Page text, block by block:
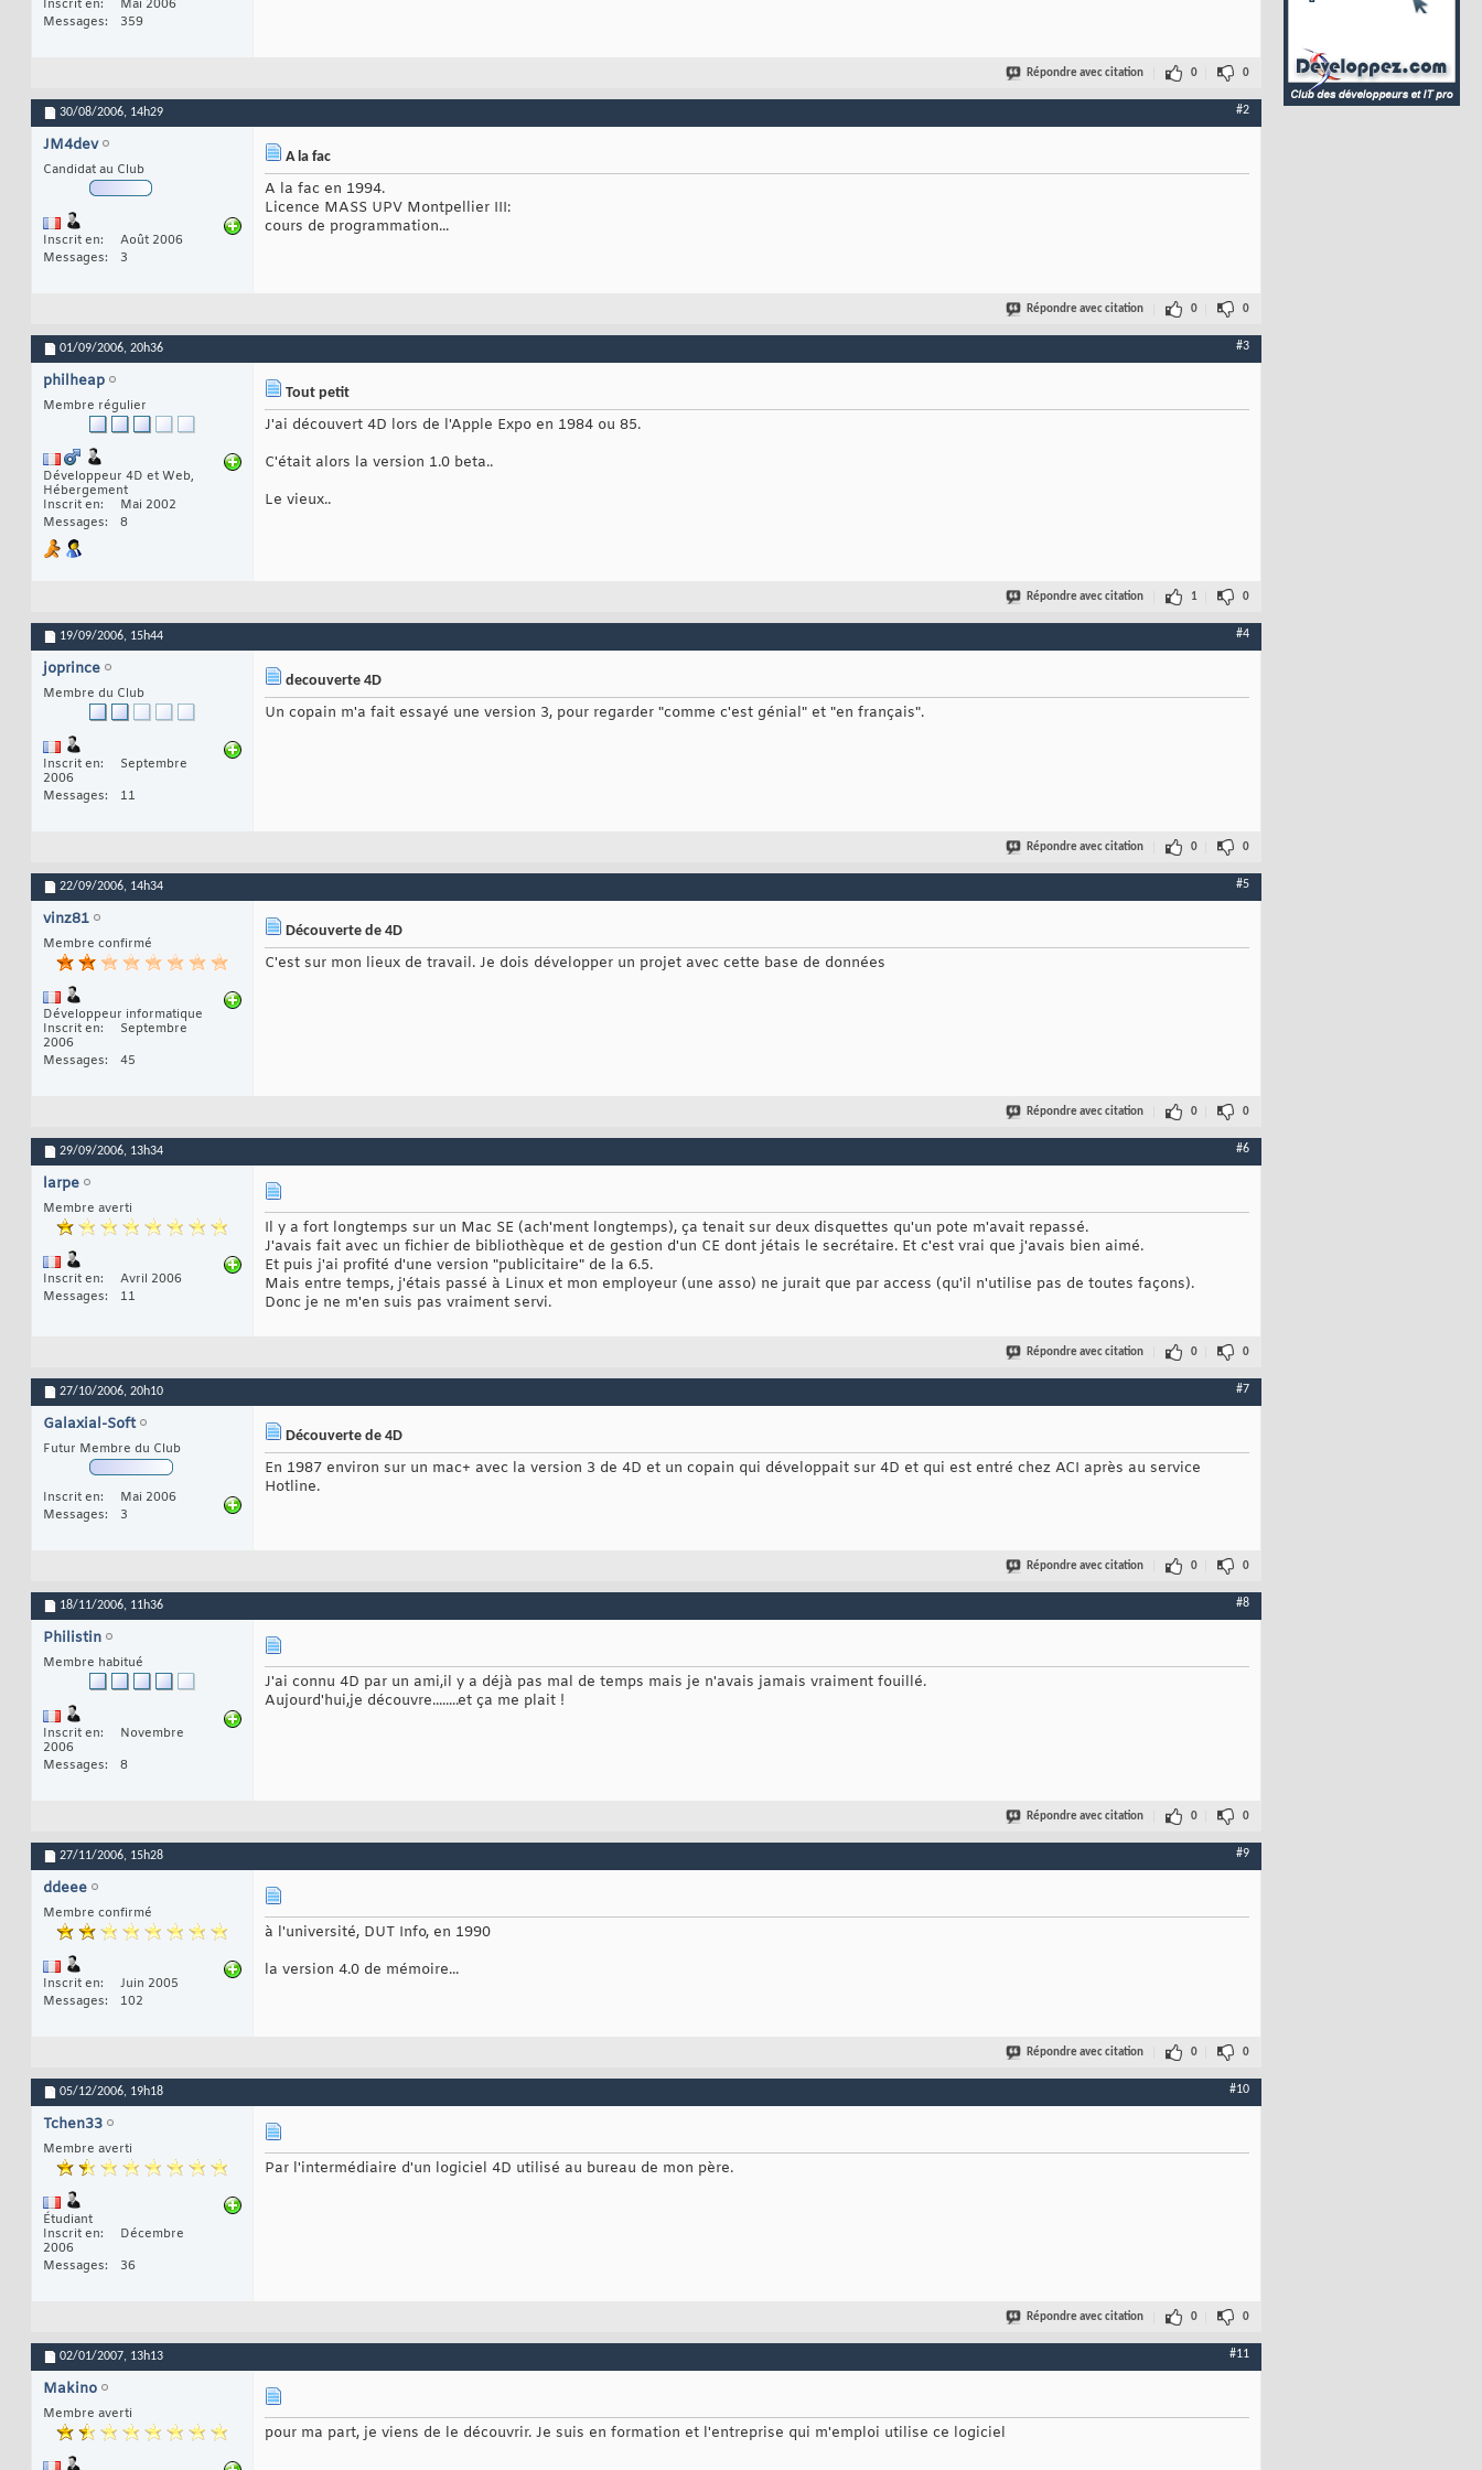
Inscrit en
Mai 2006
Messages
359
Répondre avec citation 0 0
30/08/2006, 14h29 #2
JM4dev
Candidat au Club
Inscrit en
Août 2006
Messages
3
A la fac
A la fac en 1994.
Licence MASS UPV Montpellier III:
cours de programmation...
Répondre avec citation 0 0
01/09/2006, 20h36 #3
philheap
Membre régulier
Développeur 4D et Web,
Hébergement
Inscrit en
Mai 2002
Messages
8
Tout petit
J'ai découvert 4D lors de l'Apple Expo en 1984 ou 85.
C'était alors la version 1.0 beta..
Le vieux..
Répondre avec citation 1 0
19/09/2006, 15h44 #4
joprince
Membre du Club
Inscrit en
Septembre
2006
Messages
11
decouverte 4D
Un copain m'a fait essayé une version 3, pour regarder "comme c'est génial" et "en français".
Répondre avec citation 0 0
22/09/2006, 14h34 #5
vinz81
Membre confirmé
Développeur informatique
Inscrit en
Septembre
2006
Messages
45
Découverte de 4D
C'est sur mon lieux de travail. Je dois développer un projet avec cette base de données
Répondre avec citation 0 0
29/09/2006, 13h34 #6
larpe
Membre averti
Inscrit en
Avril 2006
Messages
11
Il y a fort longtemps sur un Mac SE (ach'ment longtemps), ça tenait sur deux disquettes qu'un pote m'avait repassé.
J'avais fait avec un fichier de bibliothèque et de gestion d'un CE dont jétais le secrétaire. Et c'est vrai que j'avais bien aimé.
Et puis j'ai profité d'une version "publicitaire" de la 6.5.
Mais entre temps, j'étais passé à Linux et mon employeur (une asso) ne jurait que par access (qu'il n'utilise pas de toutes façons).
Donc je ne m'en suis pas vraiment servi.
Répondre avec citation 0 0
27/10/2006, 20h10 #7
Galaxial-Soft
Futur Membre du Club
Inscrit en
Mai 2006
Messages
3
Découverte de 4D
En 1987 environ sur un mac+ avec la version 3 de 4D et un copain qui développait sur 4D et qui est entré chez ACI après au service
Hotline.
Répondre avec citation 0 0
18/11/2006, 11h36 #8
Philistin
Membre habitué
Inscrit en
Novembre
2006
Messages
8
J'ai connu 4D par un ami,il y a déjà pas mal de temps mais je n'avais jamais vraiment fouillé.
Aujourd'hui,je découvre........et ça me plait !
Répondre avec citation 0 0
27/11/2006, 15h28 #9
ddeee
Membre confirmé
Inscrit en
Juin 2005
Messages
102
à l'université, DUT Info, en 1990
la version 4.0 de mémoire...
Répondre avec citation 0 0
05/12/2006, 19h18 #10
Tchen33
Membre averti
Étudiant
Inscrit en
Décembre
2006
Messages
36
Par l'intermédiaire d'un logiciel 4D utilisé au bureau de mon père.
Répondre avec citation 0 0
02/01/2007, 13h13 #11
Makino
Membre averti
pour ma part, je viens de le découvrir. Je suis en formation et l'entreprise qui m'emploi utilise ce logiciel